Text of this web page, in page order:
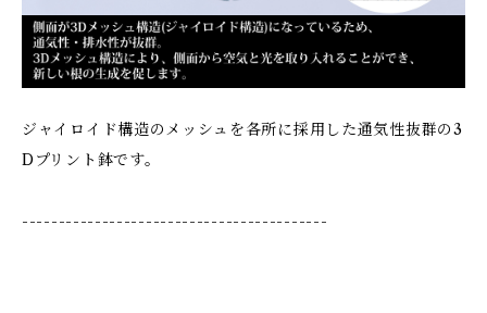
ジャイロイド構造のメッシュを各所に採用した通気性抜群の3
Dプリント鉢です。
------------------------------------------